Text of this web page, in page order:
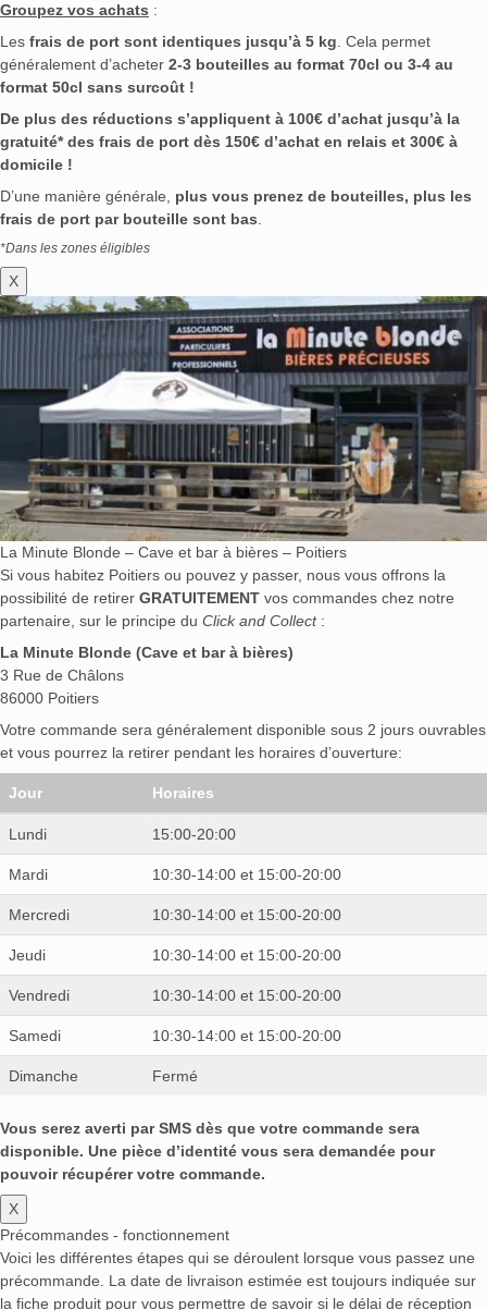
Groupez vos achats :
Les frais de port sont identiques jusqu’à 5 kg . Cela permet
généralement d’acheter 2-3 bouteilles au format 70cl ou 3-4 au
format 50cl sans surcoût !
De plus des réductions s’appliquent à 100€ d’achat jusqu’à la
gratuité* des frais de port dès 150€ d’achat en relais et 300€ à
domicile !
D’une manière générale, plus vous prenez de bouteilles, plus les
frais de port par bouteille sont bas
*Dans les zones éligibles
X
La Minute Blonde – Cave et bar à bières – Poitiers
Si vous habitez Poitiers ou pouvez y passer, nous vous offrons la
possibilité de retirer GRATUITEMENT vos commandes chez notre
partenaire, sur le principe du Click and Collect:
La Minute Blonde (Cave et bar à bières)
3 Rue de Châlons
86000 Poitiers
Votre commande sera généralement disponible sous 2 jours ouvrables
et vous pourrez la retirer pendant les horaires d’ouverture:
Jour Horaires
Lundi 15:00-20:00
Mardi 10:30-14:00 et 15:00-20:00
Mercredi 10:30-14:00 et 15:00-20:00
Jeudi 10:30-14:00 et 15:00-20:00
Vendredi 10:30-14:00 et 15:00-20:00
Samedi 10:30-14:00 et 15:00-20:00
Dimanche Fermé
Vous serez averti par SMS dès que votre commande sera
disponible. Une pièce d’identité vous sera demandée pour
pouvoir récupérer votre commande.
X
Précommandes - fonctionnement
Voici les différentes étapes qui se déroulent lorsque vous passez une
précommande. La date de livraison estimée est toujours indiquée sur
la fiche produit pour vous permettre de savoir si le délai de réception